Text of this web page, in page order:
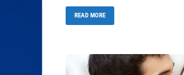
READ MORE